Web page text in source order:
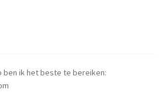
ben ik het beste te bereiken: